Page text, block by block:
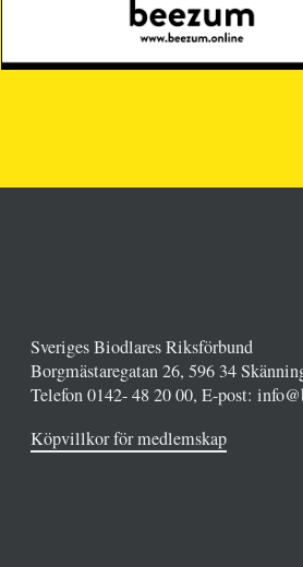
Sveriges Biodlares Riksförbund
Borgmästaregatan 26, 596 34
Telefon 0142- 48 20 00, E-post:
Köpvillkor för medlemskap